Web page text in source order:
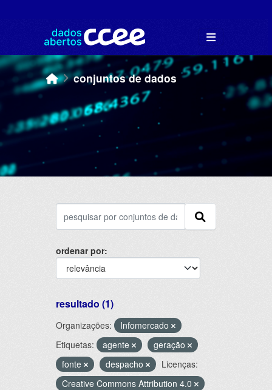
conjuntos de dados
ordenar por
resultado (1)
Organizações:
Infomercado
Etiquetas:
agente
geração
fonte
despacho
Licenças:
Creative Commons Attribution 4.0